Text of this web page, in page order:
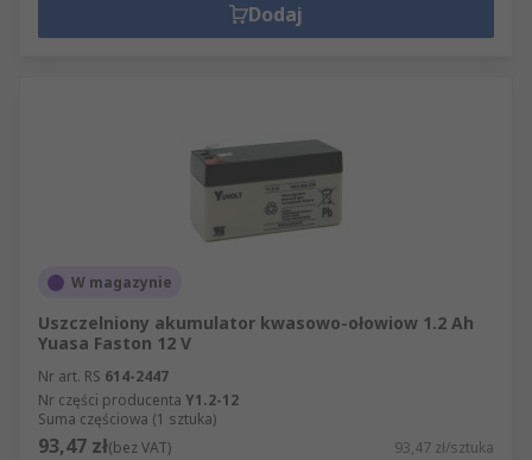
Dodaj
W magazynie
Uszczelniony akumulator kwasowo-ołowiow 1.2 Ah
Yuasa Faston 12 V
Nr art. RS 614-2447
Nr części producenta Y1.2-12
Suma częściowa (1 sztuka)
93,47 zł(bez VAT) 93,47 zł/sztuka